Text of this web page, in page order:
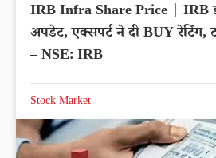
IRB Infra Share Price | IRB
अपडेट, एक्सपर्ट ने दी BUY रेटिंग,
– NSE: IRB
Stock Market